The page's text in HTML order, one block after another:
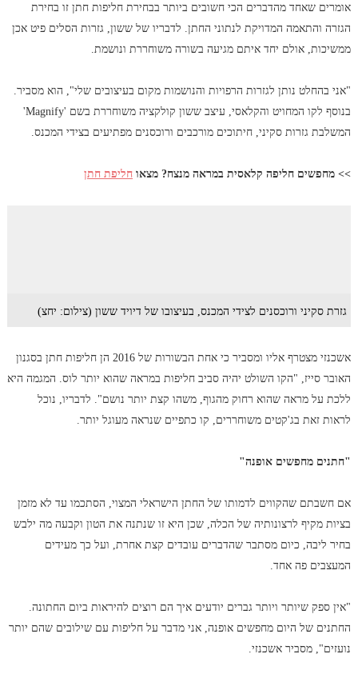
אומרים שאחד מהדברים הכי חשובים ביותר בבחירת חליפות חתן זו בחירת
הגזרה והתאמה המדויקת לנתוני החתן. לדבריו של ששון, גזרות הסלים פיט אכן
ממשיכות, אולם יחד איתם מגיעה בשורה משוחררת ונושמת.
"אני בהחלט נותן לגזרות הרפויות והנושמות מקום בעיצובים שלי", הוא מסביר.
בנוסף לקו המחויט והקלאסי, עיצב ששון קולקציה משוחררת בשם 'Magnify'
המשלבת גזרות סקיני, חיתוכים מורכבים ורוכסנים מפתיעים בצידי המכנס.
>> מחפשים חליפה קלאסית במראה מנצח? מצאו חליפת חתן
גזרת סקיני ורוכסנים לצידי המכנס, בעיצובו של דיויד ששון (צילום: יחצ)
אשכנזי מצטרף אליו ומסביר כי אחת הבשורות של 2016 הן חליפות חתן בסגנון
האובר סייז, "הקו השולט יהיה סביב חליפות במראה שהוא יותר לוס. המגמה היא
ללכת על מראה שהוא רחוק מהגוף, משהו קצת יותר נושם". לדבריו, נוכל
לראות זאת בג'קטים משוחררים, קו כתפיים שנראה מעוגל יותר.
"חתנים מחפשים אופנה"
אם חשבתם שהקווים לדמותו של החתן הישראלי המצוי, הסתכמו עד לא מזמן
בציות מקיף לרצונותיה של הכלה, שכן היא זו שנתנה את הטון וקבעה מה ילבש
בחיר ליבה, כיום מסתבר שהדברים עובדים קצת אחרת, ועל כך מעידים
המעצבים פה אחד.
"אין ספק שיותר ויותר גברים יודעים איך הם רוצים להיראות ביום החתונה.
החתנים של היום מחפשים אופנה, אני מדבר על חליפות עם שילובים שהם יותר
נועזים", מסביר אשכנזי.